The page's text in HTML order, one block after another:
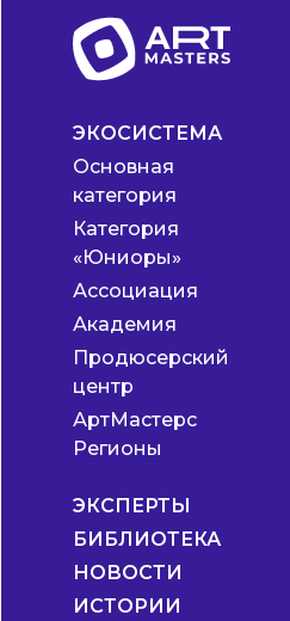
ЭКСПЕРТЫ
БИБЛИОТЕКА
НОВОСТИ
ИСТОРИИ
ЭКОСИСТЕМА
Ассоциация
Академия
Продюсерский
центр
АртМастерс
Регионы
Основная
категория
Категория
«Юниоры»